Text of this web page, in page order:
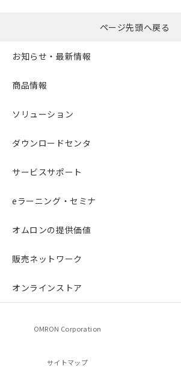
ページ先頭へ戻る
お知らせ・最新情報
商品情報
ソリューション
ダウンロードセンタ
サービスサポート
eラーニング・セミナ
オムロンの提供価値
販売ネットワーク
オンラインストア
OMRON Corporation
サイトマップ